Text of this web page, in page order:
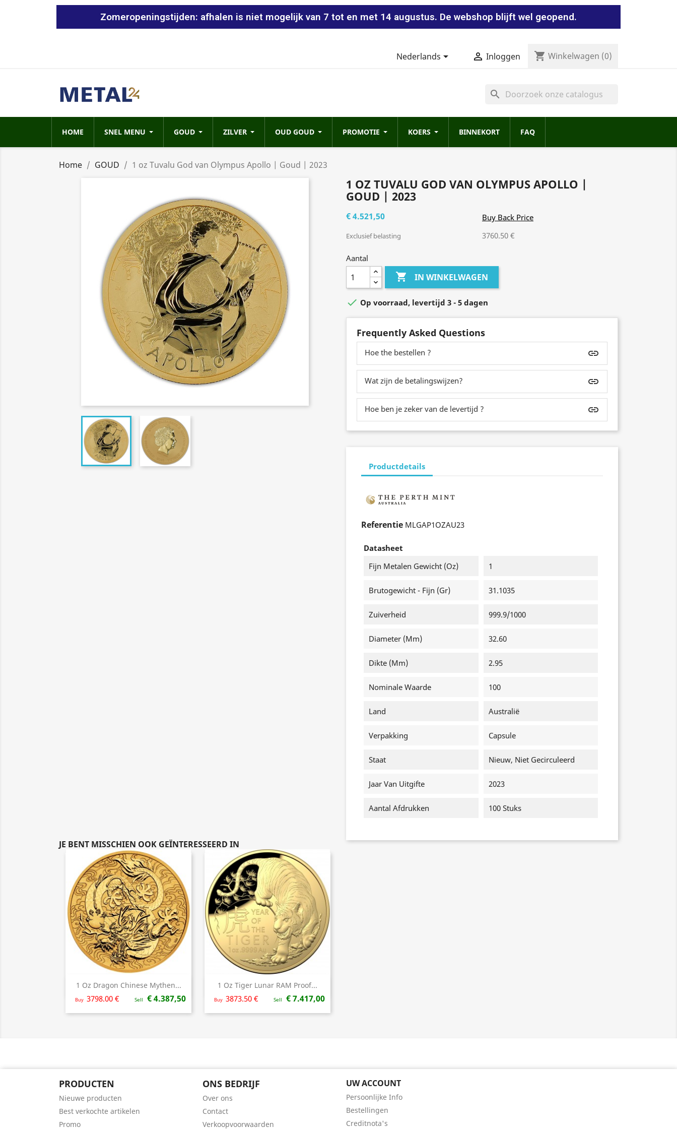
Zomeropeningstijden: afhalen is niet mogelijk van 7 tot en met 14 augustus. De webshop blijft wel geopend.
Nederlands  Inloggen shopping_cart Winkelwagen (0)
search
HOME SNEL MENU GOUD ZILVER OUD GOUD PROMOTIE KOERS BINNEKORT FAQ
Home GOUD 1 oz Tuvalu God van Olympus Apollo | Goud | 2023
1 OZ TUVALU GOD VAN OLYMPUS APOLLO |
GOUD | 2023
€ 4.521,50
Buy Back Price
3760.50 €
Exclusief belasting
Aantal
 IN WINKELWAGEN
 Op voorraad, levertijd 3 - 5 dagen
Frequently Asked Questions
Hoe the bestellen ? insert_link
Wat zijn de betalingswijzen? insert_link
Hoe ben je zeker van de levertijd ? insert_link
Productdetails
Referentie MLGAP1OZAU23
Datasheet
Fijn Metalen Gewicht (oz)
1
Brutogewicht - Fijn (gr) 31.1035
Zuiverheid 999.9/1000
Diameter (mm) 32.60
Dikte (mm) 2.95
Nominale Waarde 100
Land Australië
Verpakking Capsule
Staat Nieuw, Niet Gecirculeerd
Jaar Van Uitgifte 2023
Aantal Afdrukken 100 Stuks
JE BENT MISSCHIEN OOK GEÏNTERESSEERD IN
1 Oz Dragon Chinese Mythen...
Buy 3798.00 € Sell € 4.387,50
Snel bekijken 1 Oz Tiger Lunar RAM Proof...
Buy 3873.50 € Sell € 7.417,00
Snel bekijken
PRODUCTEN
Nieuwe producten
Best verkochte artikelen
Promo
ONS BEDRIJF
Over ons
Contact
Verkoopvoorwaarden
UW ACCOUNT
Persoonlijke Info
Bestellingen
Creditnota's